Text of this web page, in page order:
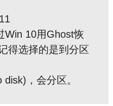
Win 10用Ghost恢
得选择的是到分区
，会分区。